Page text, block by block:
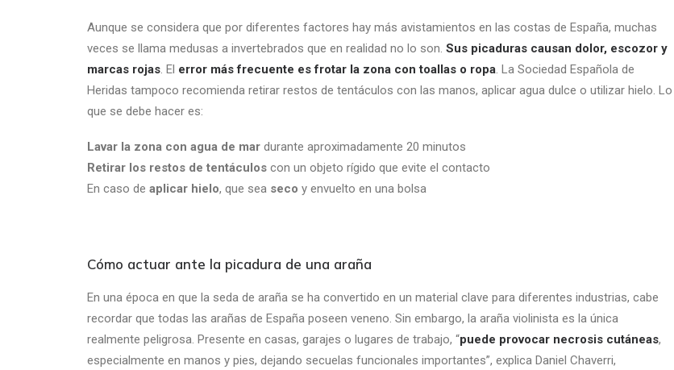
Aunque se considera que por diferentes factores hay más avistamientos en las costas de España, muchas
veces se llama medusas a invertebrados que en realidad no lo son. Sus picaduras causan dolor, escozor y
marcas rojas. El error más frecuente es frotar la zona con toallas o ropa. La Sociedad Española de
Heridas tampoco recomienda retirar restos de tentáculos con las manos, aplicar agua dulce o utilizar hielo. Lo
que se debe hacer es:
Lavar la zona con agua de mar durante aproximadamente 20 minutos
Retirar los restos de tentáculos con un objeto rígido que evite el contacto
En caso de aplicar hielo, que sea seco y envuelto en una bolsa
Cómo actuar ante la picadura de una araña
En una época en que la seda de araña se ha convertido en un material clave para diferentes industrias, cabe
recordar que todas las arañas de España poseen veneno. Sin embargo, la araña violinista es la única
realmente peligrosa. Presente en casas, garajes o lugares de trabajo, “puede provocar necrosis cutáneas,
especialmente en manos y pies, dejando secuelas funcionales importantes”, explica Daniel Chaverri,